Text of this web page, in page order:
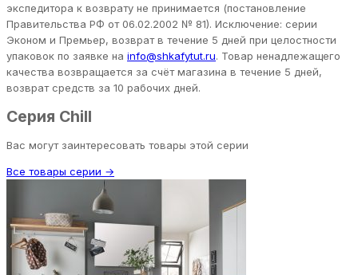
экспедитора к возврату не принимается (постановление
Правительства РФ от 06.02.2002 № 81). Исключение: серии
Эконом и Премьер, возврат в течение 5 дней при целостности
упаковок по заявке на info@shkafytut.ru. Товар ненадлежащего
качества возвращается за счёт магазина в течение 5 дней,
возврат средств за 10 рабочих дней.
Серия Chill
Вас могут заинтересовать товары этой серии
Все товары серии →